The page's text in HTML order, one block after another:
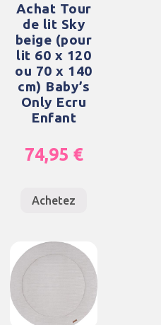
Achat Tour
de lit Sky
beige (pour
lit 60 x 120
ou 70 x 140
cm) Baby’s
Only Ecru
Enfant
74,95 €
Achetez